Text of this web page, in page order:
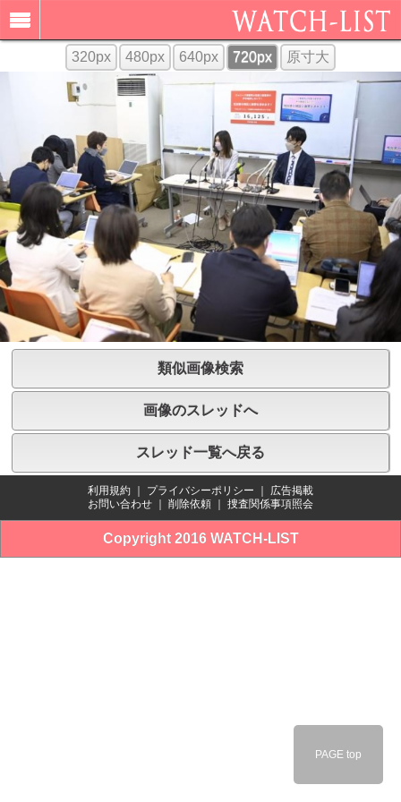
320px 480px 640px 720px 原寸大
類似画像検索
画像のスレッドへ
スレッド一覧へ戻る
利用規約 ｜ プライバシーポリシー ｜ 広告掲載
お問い合わせ ｜ 削除依頼 ｜ 捜査関係事項照会
Copyright 2016 WATCH-LIST
PAGE top